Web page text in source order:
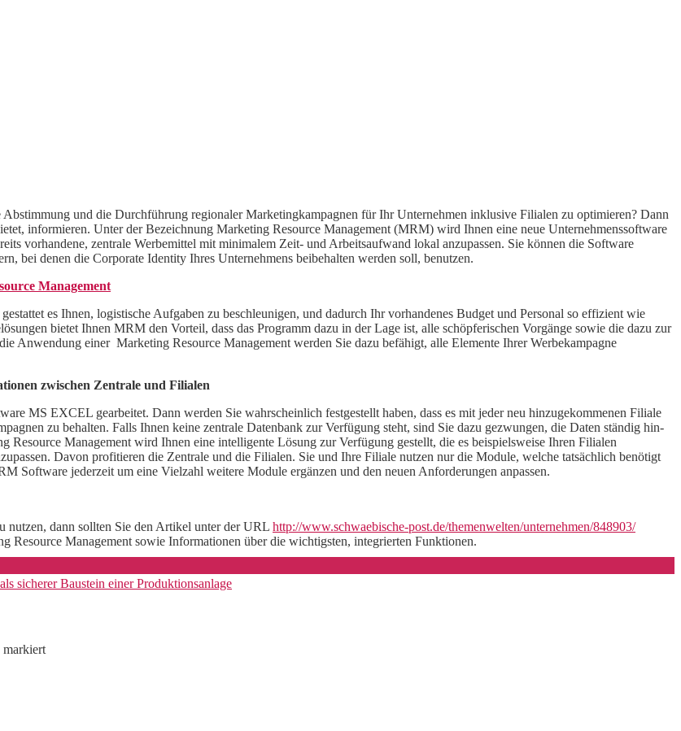
und die Durchführung regionaler Marketingkampagnen für Ihr Unternehmen inklusive Filialen zu optimieren? Dann
informieren. Unter der Bezeichnung Marketing Resource Management (MRM) wird Ihnen eine neue Unternehmenssoftware
vorhandene, zentrale Werbemittel mit minimalem Zeit- und Arbeitsaufwand lokal anzupassen. Sie können die Software
bei denen die Corporate Identity Ihres Unternehmens beibehalten werden soll, benutzen.
Management
es Ihnen, logistische Aufgaben zu beschleunigen, und dadurch Ihr vorhandenes Budget und Personal so effizient wie
bietet Ihnen MRM den Vorteil, dass das Programm dazu in der Lage ist, alle schöpferischen Vorgänge sowie die dazu zur
Anwendung einer Marketing Resource Management werden Sie dazu befähigt, alle Elemente Ihrer Werbekampagne
zwischen Zentrale und Filialen
MS EXCEL gearbeitet. Dann werden Sie wahrscheinlich festgestellt haben, dass es mit jeder neu hinzugekommenen Filiale
zu behalten. Falls Ihnen keine zentrale Datenbank zur Verfügung steht, sind Sie dazu gezwungen, die Daten ständig hin-
Resource Management wird Ihnen eine intelligente Lösung zur Verfügung gestellt, die es beispielsweise Ihren Filialen
Davon profitieren die Zentrale und die Filialen. Sie und Ihre Filiale nutzen nur die Module, welche tatsächlich benötigt
Software jederzeit um eine Vielzahl weitere Module ergänzen und den neuen Anforderungen anpassen.
nutzen, dann sollten Sie den Artikel unter der URL http://www.schwaebische-post.de/themenwelten/unternehmen/848903/
Management sowie Informationen über die wichtigsten, integrierten Funktionen.
sicherer Baustein einer Produktionsanlage
markiert